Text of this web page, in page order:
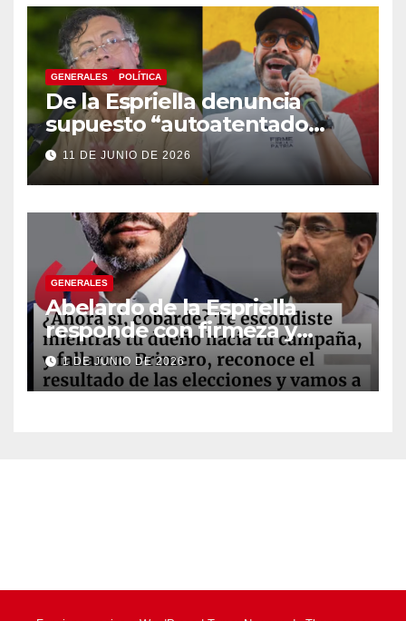
GENERALES POLÍTICA
De la Espriella denuncia
supuesto “autoatentado
legislativo” tras decisión de
suspender provisionalmente
a Petro
11 DE JUNIO DE 2026
GENERALES
Abelardo de la Espriella
responde con firmeza y
fortalece su imagen de
liderazgo ante la controversia
1 DE JUNIO DE 2026